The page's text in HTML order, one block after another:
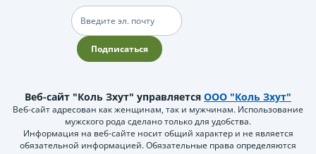
Электронная
почта
Подписаться
Веб-сайт "Коль Зхут" управляется ООО "Коль Зхут"
Веб-сайт адресован как женщинам, так и мужчинам. Использование
мужского рода сделано только для удобства.
Информация на веб-сайте носит общий характер и не является
обязательной информацией. Обязательные права определяются